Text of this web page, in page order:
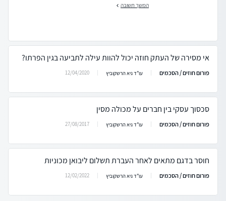
המשך תשובה
אי מסירה של העתק חוזה יכול להוות עילה לתביעה בגין הפרתו?
פורום חוזים / הסכמים עו"ד גיא הרשקוביץ 12/04/2020
סכסוך עסקי בין חברים על מכולה מסין
פורום חוזים / הסכמים עו"ד גיא הרשקוביץ 27/08/2017
חוסר בדגם מתאים לאחר העברת תשלום ליבואן מכוניות
פורום חוזים / הסכמים עו"ד גיא הרשקוביץ 12/02/2022